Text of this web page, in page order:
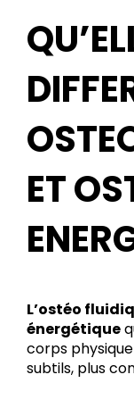
ET
L’ostéo
énergétique
corps
subtils, plus